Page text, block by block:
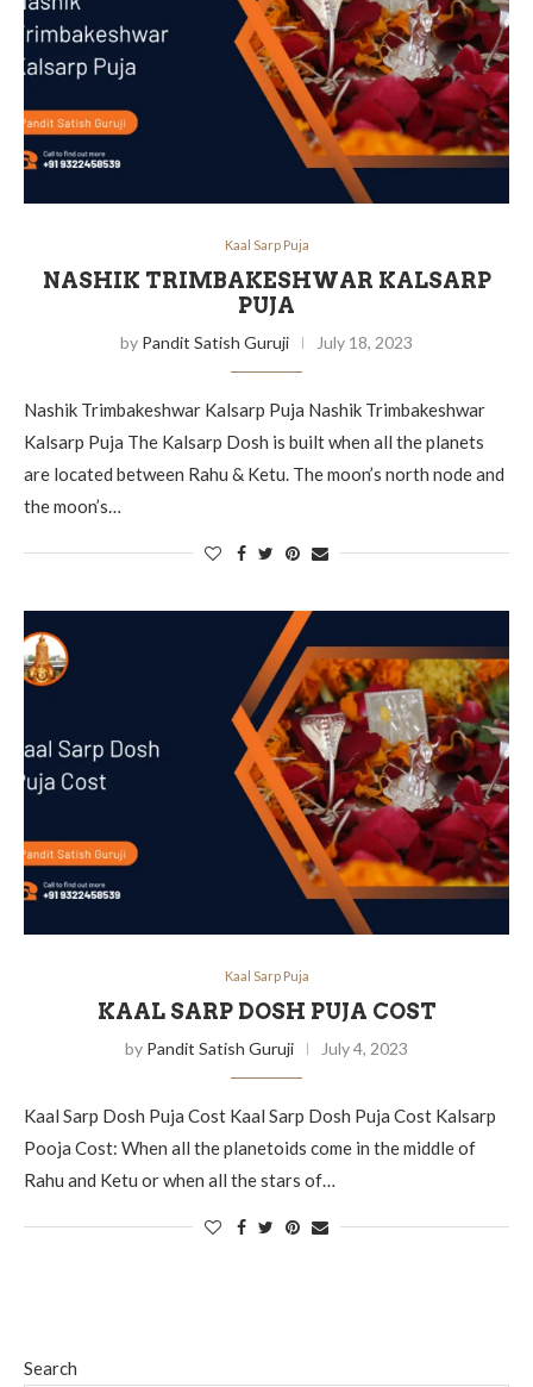
Kaal Sarp Puja
NASHIK TRIMBAKESHWAR KALSARP
PUJA
by Pandit Satish Guruji July 18, 2023
Nashik Trimbakeshwar Kalsarp Puja Nashik Trimbakeshwar
Kalsarp Puja The Kalsarp Dosh is built when all the planets
are located between Rahu & Ketu. The moon’s north node and
the moon’s…
Kaal Sarp Puja
KAAL SARP DOSH PUJA COST
by Pandit Satish Guruji July 4, 2023
Kaal Sarp Dosh Puja Cost Kaal Sarp Dosh Puja Cost Kalsarp
Pooja Cost: When all the planetoids come in the middle of
Rahu and Ketu or when all the stars of…
Search